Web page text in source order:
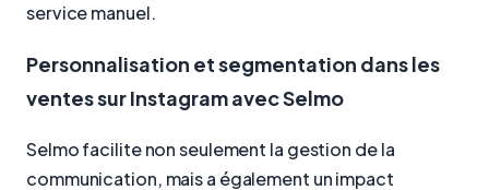
service manuel.
Personnalisation et segmentation dans les
ventes sur Instagram avec Selmo
Selmo facilite non seulement la gestion de la
communication, mais a également un impact